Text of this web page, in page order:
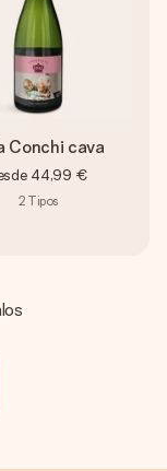
Conchi cava
44,99 €
2 Tipos